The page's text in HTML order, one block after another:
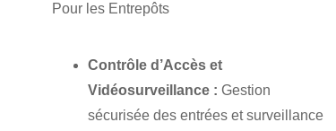
Pour les Entrepôts
Contrôle d’Accès et
Vidéosurveillance : Gestion
sécurisée des entrées et surveillance